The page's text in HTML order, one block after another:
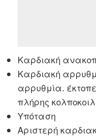
Καρδιακή
Καρδιακή
αρρυθμία.
πλήρης
Υπόταση
Αριστερή